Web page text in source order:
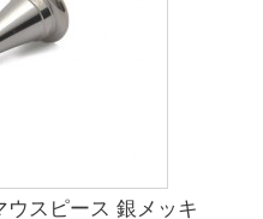
ウスピース 銀メッキ